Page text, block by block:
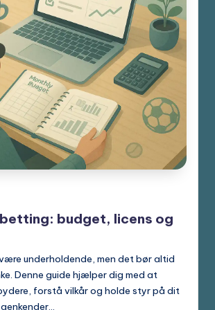
budget, licens og
underholdende, men det bør altid
Denne guide hjælper dig med at
forstå vilkår og holde styr på dit